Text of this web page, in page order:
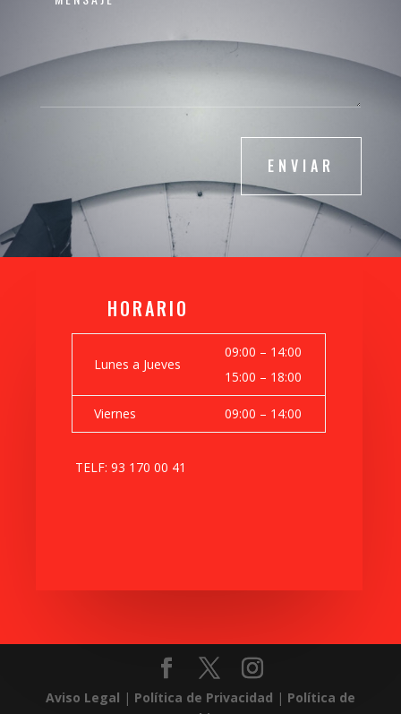
ENVIAR
HORARIO
Lunes a Jueves
09:00 – 14:00
15:00 – 18:00
Viernes 09:00 – 14:00
TELF: 93 170 00 41
Aviso Legal | Política de Privacidad | Política de